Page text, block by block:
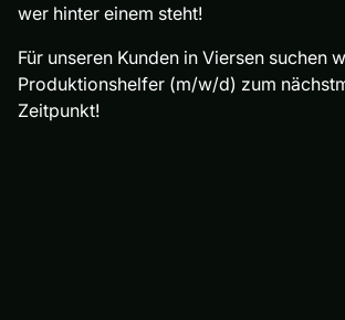
wer hinter einem steht!
Für unseren Kunden in Viersen suchen
Produktionshelfer (m/w/d) zum
Zeitpunkt!